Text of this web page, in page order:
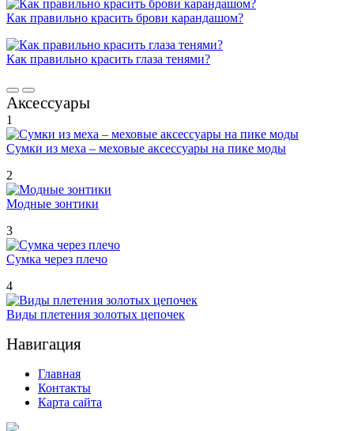
Как правильно красить брови карандашом?
Как правильно красить глаза тенями?
Аксессуары
1
Сумки из меха – меховые аксессуары на пике моды
2
Модные зонтики
3
Сумка через плечо
4
Виды плетения золотых цепочек
Навигация
Главная
Контакты
Карта сайта